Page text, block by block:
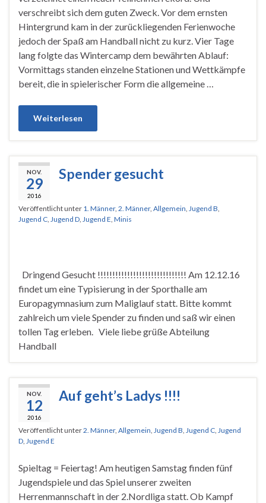
verschreibt sich dem guten Zweck. Vor dem ernsten
Hintergrund kam in der zurückliegenden Ferienwoche
jedoch der Spaß am Handball nicht zu kurz. Vier Tage
lang folgte das Wintercamp dem bewährten Ablauf:
Vormittags standen einzelne Stationen und Wettkämpfe
bereit, die in spielerischer Form die allgemeine …
Weiterlesen
NOV.
29
2016
Spender gesucht
Veröffentlicht unter 1. Männer, 2. Männer, Allgemein, Jugend B,
Jugend C, Jugend D, Jugend E, Minis
Dringend Gesucht !!!!!!!!!!!!!!!!!!!!!!!!!!!!!! Am 12.12.16
findet um eine Typisierung in der Sporthalle am
Europagymnasium zum Maliglauf statt. Bitte kommt
zahlreich um viele Spender zu finden und saß wir einen
tollen Tag erleben. Viele liebe grüße Abteilung
Handball
NOV.
12
2016
Auf geht’s Ladys !!!!
Veröffentlicht unter2. Männer, Allgemein, Jugend B, Jugend C, Jugend
D, Jugend E
Spieltag = Feiertag! Am heutigen Samstag finden fünf
Jugendspiele und das Spiel unserer zweiten
Herrenmannschaft in der 2.Nordliga statt. Ob Kampf